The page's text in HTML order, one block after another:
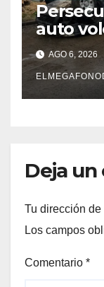
auto
Solano
AGO 6, 2026
Deja
Tu dirección
Los campos
Comentario *